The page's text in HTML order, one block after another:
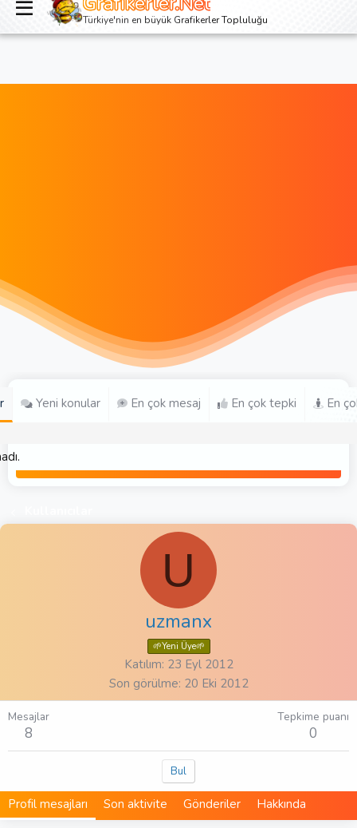
Giriş yap Kayıt ol
Türkiye'nin en büyük Grafikerler Topluluğu
Yeni konular En çok mesaj En çok tepki En
U
uzmanx
🌱Yeni Üye🌱
Katılım 23 Eyl 2012
Son görülme 20 Eki 2012
Mesajlar
8
Tepkime puanı
0
Bul
Profil mesajları Son aktivite Gönderiler Hakkında